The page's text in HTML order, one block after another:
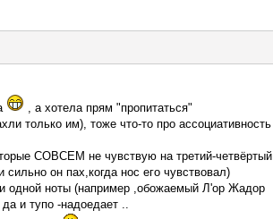
, а хотела прям "пропитаться"
только им), тоже что-то про ассоциативность
СОВСЕМ не чувствую на третий-четвёртый
он пах,когда нос его чувствовал)
одной ноты (например ,обожаемый Л'ор Жадор
и тупо -надоедает ..